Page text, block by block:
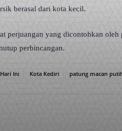
berasal dari kota kecil.
yang dicontohkan
perbincangan.
Ini Kota Kediri patung macan